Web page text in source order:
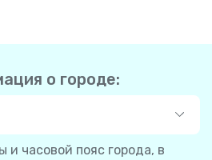
о городе:
и часовой пояс города, в